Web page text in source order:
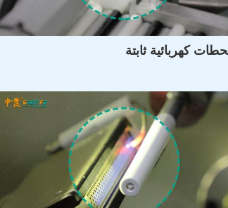
كهربائية ثابتة